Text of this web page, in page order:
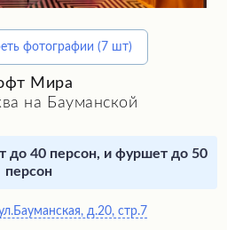
фотографии (7 шт)
Мира
на Бауманской
до 40 персон, и фуршет до 50
персон
д.20, стр.7